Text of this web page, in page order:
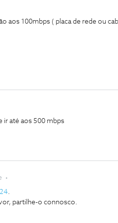
aos 100mbps ( placa de rede ou
ir até aos 500 mbps
.
partilhe-o connosco.